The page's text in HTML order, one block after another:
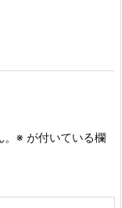
※ が付いている欄